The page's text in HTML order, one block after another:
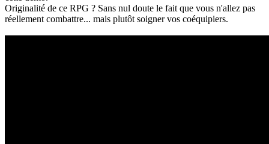
Originalité de ce RPG ? Sans nul doute le fait que vous n'allez pas
réellement combattre... mais plutôt soigner vos coéquipiers.